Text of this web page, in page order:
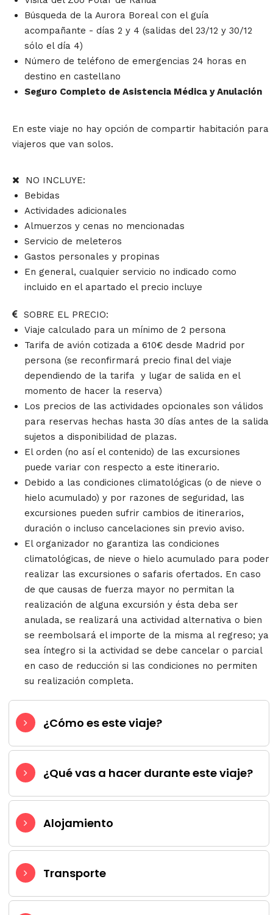
Búsqueda de la Aurora Boreal con el guía
acompañante - días 2 y 4 (salidas del 23/12 y 30/12
sólo el día 4)
Número de teléfono de emergencias 24 horas en
destino en castellano
Seguro Completo de Asistencia Médica y Anulación
En este viaje no hay opción de compartir habitación para
viajeros que van solos.
NO INCLUYE:
Bebidas
Actividades adicionales
Almuerzos y cenas no mencionadas
Servicio de meleteros
Gastos personales y propinas
En general, cualquier servicio no indicado como
incluido en el apartado el precio incluye
SOBRE EL PRECIO:
Viaje calculado para un mínimo de 2 persona
Tarifa de avión cotizada a 610€ desde Madrid por
persona (se reconfirmará precio final del viaje
dependiendo de la tarifa y lugar de salida en el
momento de hacer la reserva)
Los precios de las actividades opcionales son válidos
para reservas hechas hasta 30 días antes de la salida
sujetos a disponibilidad de plazas.
El orden (no así el contenido) de las excursiones
puede variar con respecto a este itinerario.
Debido a las condiciones climatológicas (o de nieve o
hielo acumulado) y por razones de seguridad, las
excursiones pueden sufrir cambios de itinerarios,
duración o incluso cancelaciones sin previo aviso.
El organizador no garantiza las condiciones
climatológicas, de nieve o hielo acumulado para poder
realizar las excursiones o safaris ofertados. En caso
de que causas de fuerza mayor no permitan la
realización de alguna excursión y ésta deba ser
anulada, se realizará una actividad alternativa o bien
se reembolsará el importe de la misma al regreso; ya
sea íntegro si la actividad se debe cancelar o parcial
en caso de reducción si las condiciones no permiten
su realización completa.
¿Cómo es este viaje?
¿Qué vas a hacer durante este viaje?
Alojamiento
Transporte